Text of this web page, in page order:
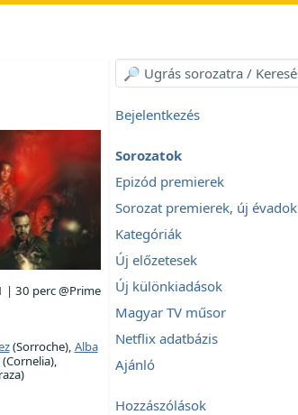
| 30 perc @Prime
(Sorroche), Alba
(Cornelia),
Bejelentkezés
Sorozatok
Epizód premierek
Sorozat premierek, új évadok
Kategóriák
Új előzetesek
Új különkiadások
Magyar TV műsor
Netflix adatbázis
Ajánló
Hozzászólások